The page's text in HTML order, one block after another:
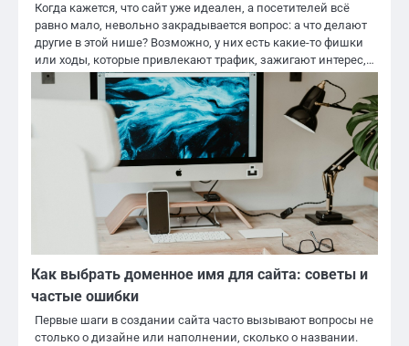
Когда кажется, что сайт уже идеален, а посетителей всё
равно мало, невольно закрадывается вопрос: а что делают
другие в этой нише? Возможно, у них есть какие-то фишки
или ходы, которые привлекают трафик, зажигают интерес,…
Как выбрать доменное имя для сайта: советы и
частые ошибки
Первые шаги в создании сайта часто вызывают вопросы не
столько о дизайне или наполнении, сколько о названии.